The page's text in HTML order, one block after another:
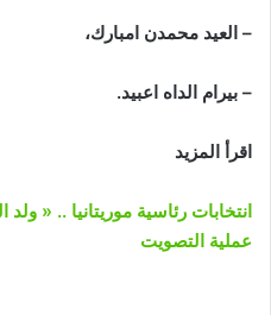
– العيد محمدن امبارك،
– بيرام الداه اعبيد.
اقرأ المزيد
انتخابات رئاسية موريتانيا .. « ولد
عملية التصويت